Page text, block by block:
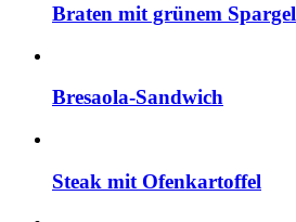
Braten mit grünem Spargel
Bresaola-Sandwich
Steak mit Ofenkartoffel